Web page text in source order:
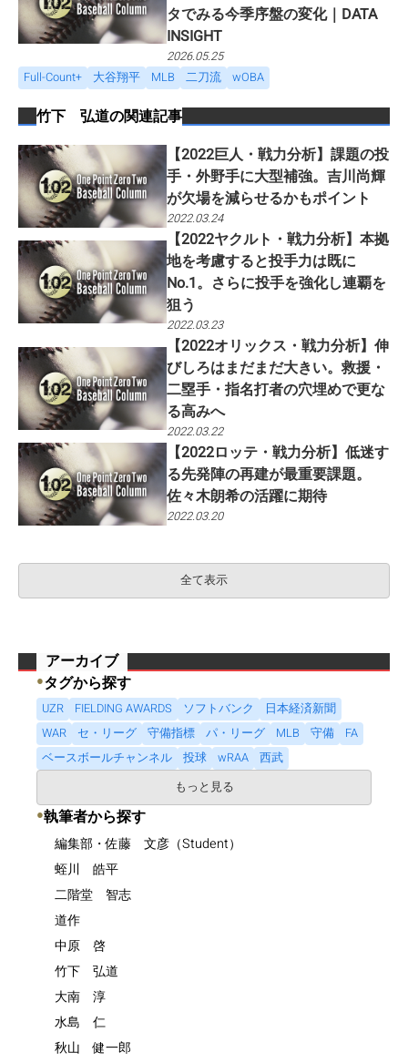
タでみる今季序盤の変化｜DATA
INSIGHT
2026.05.25
Full-Count+
大谷翔平 MLB 二刀流 wOBA
竹下 弘道の関連記事
【2022巨人・戦力分析】課題の投
手・外野手に大型補強。吉川尚輝
が欠場を減らせるかもポイント
2022.03.24
【2022ヤクルト・戦力分析】本拠
地を考慮すると投手力は既に
No.1。さらに投手を強化し連覇を
狙う
2022.03.23
【2022オリックス・戦力分析】伸
びしろはまだまだ大きい。救援・
二塁手・指名打者の穴埋めで更な
る高みへ
2022.03.22
【2022ロッテ・戦力分析】低迷す
る先発陣の再建が最重要課題。
佐々木朗希の活躍に期待
2022.03.20
全て表示
アーカイブ
●タグから探す
UZR FIELDING AWARDS ソフトバンク
日本経済新聞
WAR
セ・リーグ 守備指標 パ・リーグ MLB 守備
FA
ベースボールチャンネル
投球 wRAA
西武
もっと見る
●執筆者から探す
編集部・佐藤 文彦（Student）
蛭川 皓平
二階堂 智志
道作
中原 啓
竹下 弘道
大南 淳
水島 仁
秋山 健一郎